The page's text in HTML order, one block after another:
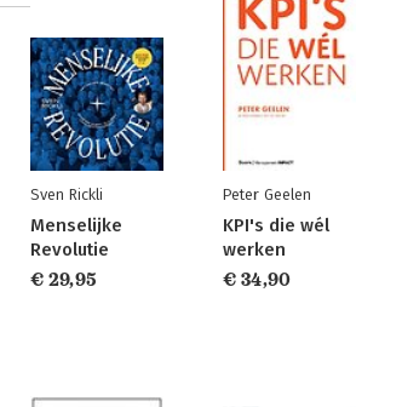
Sven Rickli
Menselijke
Revolutie
€ 29,95
Peter Geelen
KPI's die wél
werken
€ 34,90